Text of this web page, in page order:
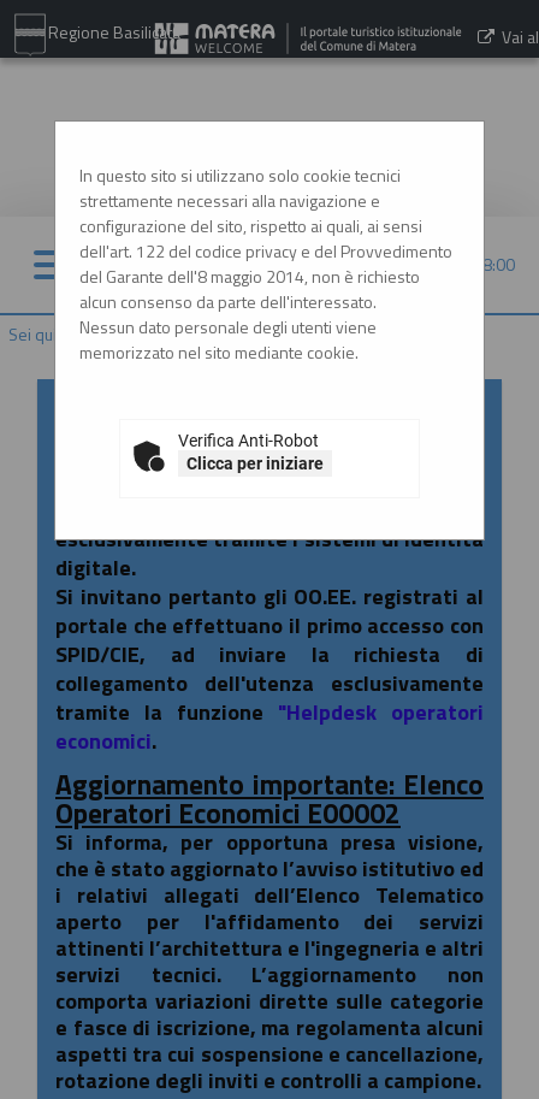
Regione Basilicata Vai al
07/08/2026 18:00
Sei qui: Home
In questo sito si utilizzano solo cookie tecnici
strettamente necessari alla navigazione e
configurazione del sito, rispetto ai quali, ai sensi
dell'art. 122 del codice privacy e del Provvedimento
del Garante dell'8 maggio 2014, non è richiesto
alcun consenso da parte dell'interessato.
Nessun dato personale degli utenti viene
memorizzato nel sito mediante cookie.
Verifica Anti-Robot
Clicca per iniziare
SPID/CIE: istruzioni
In ottemperanza alle normative vigenti
esclusivamente tramite i sistemi di identità
digitale.
Si invitano pertanto gli OO.EE. registrati al
portale che effettuano il primo accesso con
SPID/CIE, ad inviare la richiesta di
collegamento dell'utenza esclusivamente
tramite la funzione "Helpdesk operatori
economici.
Aggiornamento importante: Elenco
Operatori Economici E00002
Si informa, per opportuna presa visione,
che è stato aggiornato l’avviso istitutivo ed
i relativi allegati dell’Elenco Telematico
aperto per l'affidamento dei servizi
attinenti l’architettura e l'ingegneria e altri
servizi tecnici. L’aggiornamento non
comporta variazioni dirette sulle categorie
e fasce di iscrizione, ma regolamenta alcuni
aspetti tra cui sospensione e cancellazione,
rotazione degli inviti e controlli a campione.